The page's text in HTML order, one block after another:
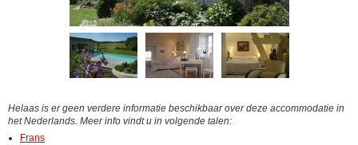
Helaas is er geen verdere informatie beschikbaar over deze accommodatie in
het Nederlands. Meer info vindt u in volgende talen:
Frans